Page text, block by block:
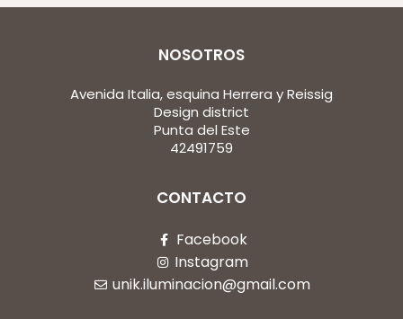
NOSOTROS
Avenida Italia, esquina Herrera y Reissig
Design district
Punta del Este
42491759
CONTACTO
Facebook
Instagram
unik.iluminacion@gmail.com